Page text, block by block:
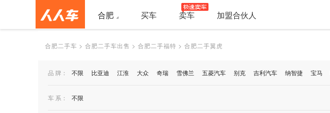
合肥 买车 卖车 加盟合伙人
合肥二手车 > 合肥二手车出售 > 合肥二手福特 > 合肥二手翼虎
品 牌： 不限 比亚迪 江淮 大众 奇瑞 雪佛兰 五菱汽车 别克 吉利汽车 纳智捷 宝马
车 系： 不限